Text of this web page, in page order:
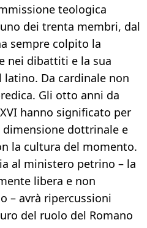
teologica
dei trenta membri, dal
sempre colpito la
nei dibattiti e la sua
latino. Da cardinale non
Gli otto anni da
hanno significato per
dottrinale e
la cultura del momento.
al ministero petrino – la
libera e non
– avrà ripercussioni
del ruolo del Romano